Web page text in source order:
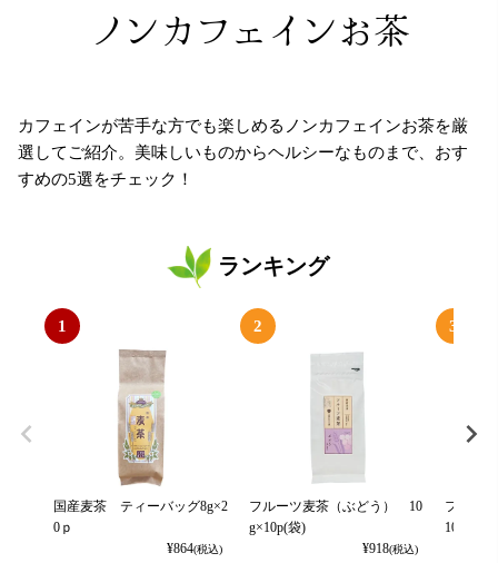
ノンカフェインお茶
カフェインが苦手な方でも楽しめるノンカフェインお茶を厳
選してご紹介。美味しいものからヘルシーなものまで、おす
すめの5選をチェック！
ランキング
1
国産麦茶 ティーバッグ8g×2
0ｐ
¥864(税込)
2
フルーツ麦茶（ぶどう） 10
g×10p(袋)
¥918(税込)
3
フルー
10g×10p